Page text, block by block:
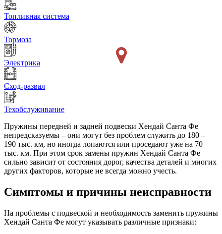
Топливная система
Тормоза
Электрика
Сход-развал
Техобслуживание
Пружины передней и задней подвески Хендай Санта Фе
непредсказуемы – они могут без проблем служить до 180 –
190 тыс. км, но иногда лопаются или проседают уже на 70
тыс. км. При этом срок замены пружин Хендай Санта Фе
сильно зависит от состояния дорог, качества деталей и многих
других факторов, которые не всегда можно учесть.
Симптомы и причины неисправности
На проблемы с подвеской и необходимость заменить пружины
Хендай Санта Фе могут указывать различные признаки: